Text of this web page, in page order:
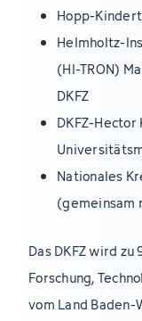
Hopp-
Helmholtz-
(HI-TRON)
DKFZ
DKFZ-
Nationales
(gemeinsam
Das DKFZ wird
Forschung,
vom Land